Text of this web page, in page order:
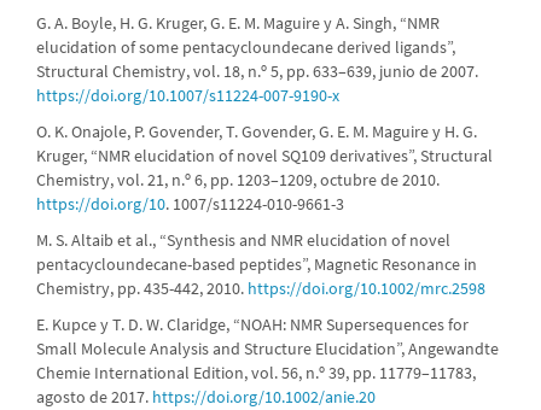
G. A. Boyle, H. G. Kruger, G. E. M. Maguire y A. Singh, “NMR
elucidation of some pentacycloundecane derived ligands”,
Structural Chemistry, vol. 18, n.º 5, pp. 633–639, junio de 2007.
https://doi.org/10.1007/s11224-007-9190-x
O. K. Onajole, P. Govender, T. Govender, G. E. M. Maguire y H. G.
Kruger, “NMR elucidation of novel SQ109 derivatives”, Structural
Chemistry, vol. 21, n.º 6, pp. 1203–1209, octubre de 2010.
https://doi.org/10. 1007/s11224-010-9661-3
M. S. Altaib et al., “Synthesis and NMR elucidation of novel
pentacycloundecane-based peptides”, Magnetic Resonance in
Chemistry, pp. 435-442, 2010. https://doi.org/10.1002/mrc.2598
E. Kupce y T. D. W. Claridge, “NOAH: NMR Supersequences for
Small Molecule Analysis and Structure Elucidation”, Angewandte
Chemie International Edition, vol. 56, n.º 39, pp. 11779–11783,
agosto de 2017. https://doi.org/10.1002/anie.20